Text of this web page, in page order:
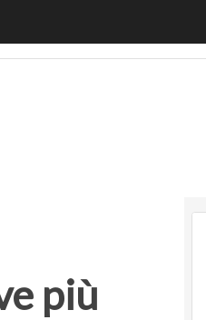
più